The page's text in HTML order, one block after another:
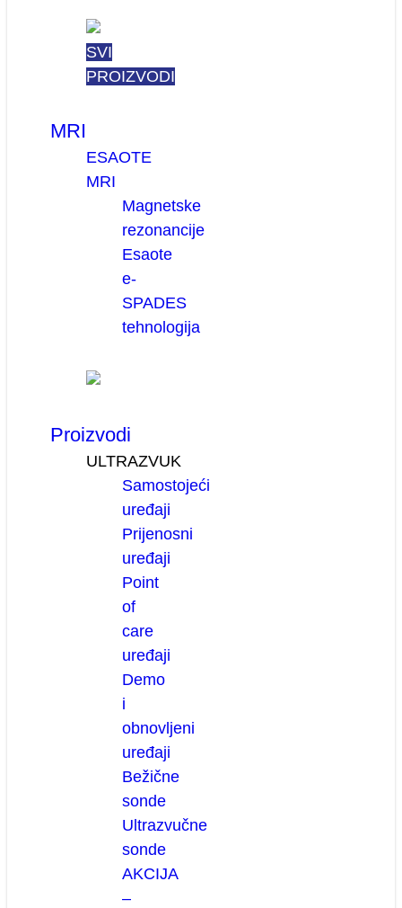
SVI
PROIZVODI
MRI
ESAOTE
MRI
Magnetske
rezonancije
Esaote
e-
SPADES
tehnologija
Proizvodi
ULTRAZVUK
Samostojeći
uređaji
Prijenosni
uređaji
Point
of
care
uređaji
Demo
i
obnovljeni
uređaji
Bežične
sonde
Ultrazvučne
sonde
AKCIJA
–